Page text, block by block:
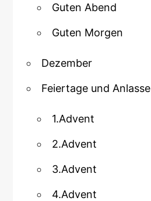
Guten Abend
Guten Morgen
Dezember
Feiertage und Anlasse
1.Advent
2.Advent
3.Advent
4.Advent